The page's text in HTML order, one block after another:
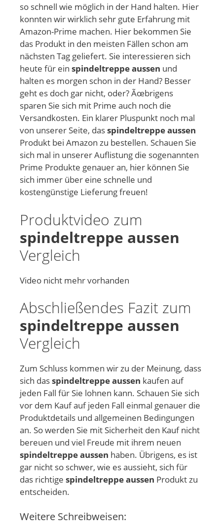
so schnell wie möglich in der Hand halten. Hier
konnten wir wirklich sehr gute Erfahrung mit
Amazon-Prime machen. Hier bekommen Sie
das Produkt in den meisten Fällen schon am
nächsten Tag geliefert. Sie interessieren sich
heute für ein spindeltreppe aussen und
halten es morgen schon in der Hand? Besser
geht es doch gar nicht, oder? Ãœbrigens
sparen Sie sich mit Prime auch noch die
Versandkosten. Ein klarer Pluspunkt noch mal
von unserer Seite, dasspindeltreppe aussen
Produkt bei Amazon zu bestellen. Schauen Sie
sich mal in unserer Auflistung die sogenannten
Prime Produkte genauer an, hier können Sie
sich immer über eine schnelle und
kostengünstige Lieferung freuen!
Produktvideo zum
spindeltreppe aussen
Vergleich
Video nicht mehr vorhanden
Abschließendes Fazit zum
spindeltreppe aussen
Vergleich
Zum Schluss kommen wir zu der Meinung, dass
sich dasspindeltreppe aussen kaufen auf
jeden Fall für Sie lohnen kann. Schauen Sie sich
vor dem Kauf auf jeden Fall einmal genauer die
Produktdetails und allgemeinen Bedingungen
an. So werden Sie mit Sicherheit den Kauf nicht
bereuen und viel Freude mit ihrem neuen
spindeltreppe aussen haben. Übrigens, es ist
gar nicht so schwer, wie es aussieht, sich für
das richtige spindeltreppe aussen Produkt zu
entscheiden.
Weitere Schreibweisen: